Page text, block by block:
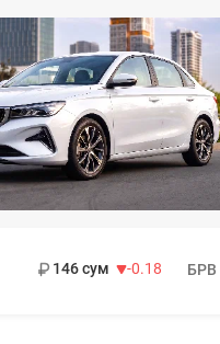
146 сум
-0.18
БРВ